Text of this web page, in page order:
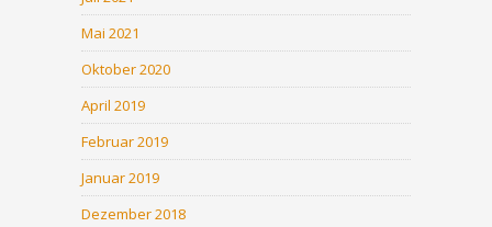
Mai 2021
Oktober 2020
April 2019
Februar 2019
Januar 2019
Dezember 2018